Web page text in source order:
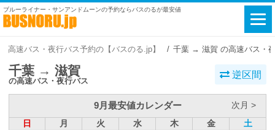
ブルーライナー・サンアンドムーンの予約ならバスのるが最安値
高速バス・夜行バス予約の【バスのる.jp】 千葉 → 滋賀 の高速バス・
千葉 → 滋賀
の高速バス・夜行バス
逆区間
9月最安値カレンダー
次月 >
日
月 火 水 木 金 土